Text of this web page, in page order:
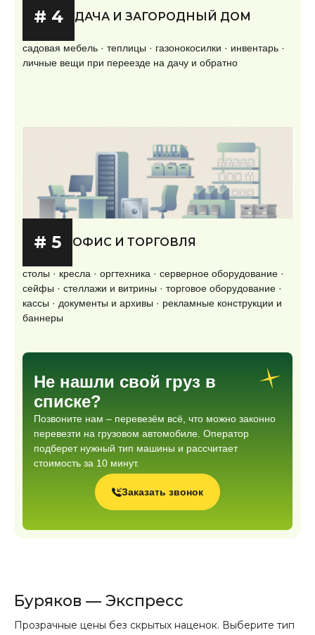
Не нашли свой груз в
списке?
Позвоните нам – перевезём всё, что можно законно
перевезти на грузовом автомобиле. Оператор
подберет нужный тип машины и рассчитает
стоимость за 10 минут.
Заказать звонок
# 4 ДАЧА И ЗАГОРОДНЫЙ ДОМ
садовая мебель · теплицы · газонокосилки · инвентарь ·
личные вещи при переезде на дачу и обратно
# 5 ОФИС И ТОРГОВЛЯ
столы · кресла · оргтехника · серверное оборудование ·
сейфы · стеллажи и витрины · торговое оборудование ·
кассы · документы и архивы · рекламные конструкции и
баннеры
Буряков — Экспресс
Прозрачные цены без скрытых наценок. Выберите тип